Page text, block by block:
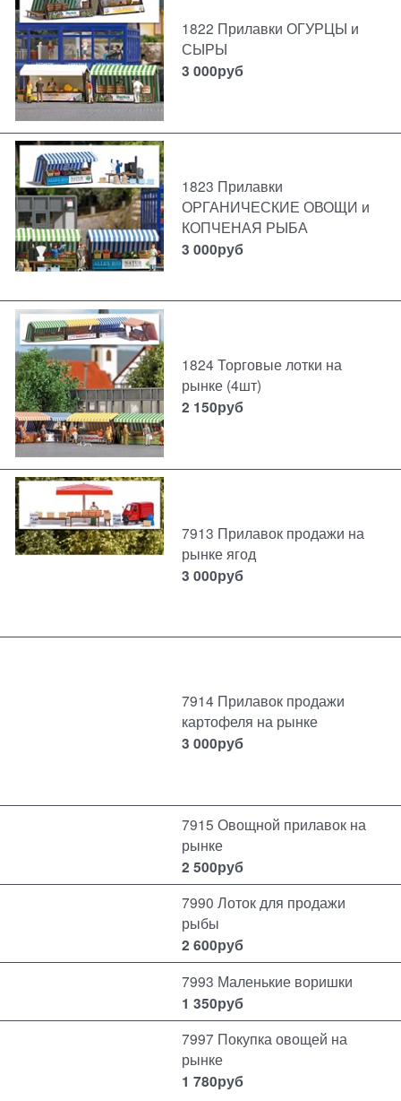
1822 Прилавки ОГУРЦЫ и
СЫРЫ
3 000руб
1823 Прилавки
ОРГАНИЧЕСКИЕ ОВОЩИ и
КОПЧЕНАЯ РЫБА
3 000руб
1824 Торговые лотки на
рынке (4шт)
2 150руб
7913 Прилавок продажи на
рынке ягод
3 000руб
7914 Прилавок продажи
картофеля на рынке
3 000руб
7915 Овощной прилавок на
рынке
2 500руб
7990 Лоток для продажи
рыбы
2 600руб
7993 Маленькие воришки
1 350руб
7997 Покупка овощей на
рынке
1 780руб